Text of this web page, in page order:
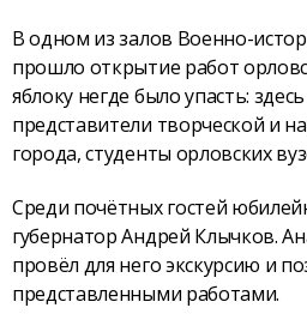
В одном из залов Военно-
прошло открытие работ
яблоку негде было упасть:
представители творческой и
города, студенты орловских
Среди почётных гостей
губернатор Андрей Клычков.
провёл для него экскурсию и
представленными работами.